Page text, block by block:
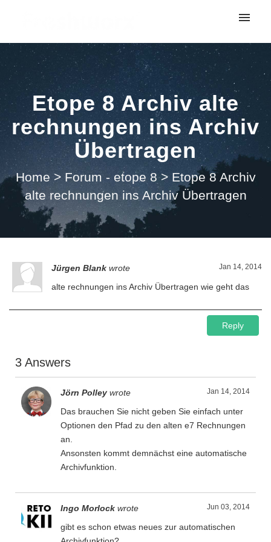
My tickets
Submit ticket
LoginEtope 8 Archiv alte
rechnungen ins Archiv
Übertragen
Home > Forum - etope 8 > Etope 8 Archiv
alte rechnungen ins Archiv Übertragen
Jan 14, 2014
Jürgen Blank wrote
alte rechnungen ins Archiv Übertragen wie geht das
Reply
3 Answers
Jan 14, 2014
Jörn Polley wrote
Das brauchen Sie nicht geben Sie einfach unter
Optionen den Pfad zu den alten e7 Rechnungen
an.
Ansonsten kommt demnächst eine automatische
Archivfunktion.
Jun 03, 2014
Ingo Morlock wrote
gibt es schon etwas neues zur automatischen